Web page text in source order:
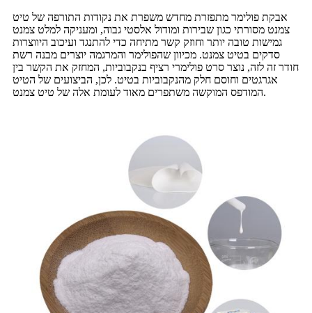
אבקת פולימר מתפזרת מחדש משפרת את נקודות התורפה של טיט
צמנט מסורתי כגון שבירות ומודול אלסטי גבוה, ומעניקה למלט צמנט
גמישות טובה יותר וחוזק קשר מתיחה כדי להתנגד ועיכוב היווצרות
סדקים בטיט צמנט. מכיוון שהפולימר והמרגמה יוצרים מבנה רשת
חודר זה לזה, נוצר סרט פולימרי רציף בנקבוביות, המחזק את הקשר בין
אגרגטים וחוסם חלק מהנקבוביות בטיט. לכן, הביצועים של הטיט
המודפס המוקשה משתפרים מאוד לעומת אלה של טיט צמנט.